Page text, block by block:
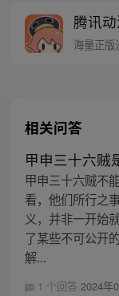
密
同
腾讯
海量正版
相关问答
甲申三十六贼
甲申三十六贼不
看，他们所行之
义，并非一开始
了某些不可公开
解...
1 个回答 2024年